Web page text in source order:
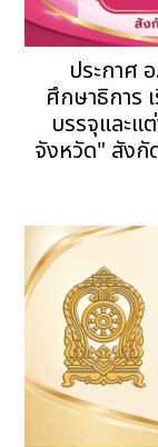
ประกาศ
ศึกษาธิการ
บรรจุและแ
จังหวัด" สังกั